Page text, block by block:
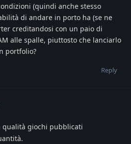
(quindi anche stesso
di andare in porto ha (se ne
creditandosi con un paio di
alle spalle, piuttosto che lanciarlo
portfolio?
Reply
qualità giochi pubblicati